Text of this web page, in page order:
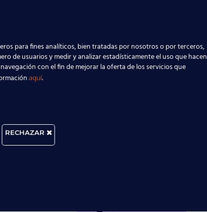
para
como
etc.
CENTRO PREPARADOR
Escuelas oficiales y acreditadas.
Nuestro objetivo es la obtención de su
para fines analíticos, bien tratadas por nosotros o por terceros,
de usuarios y medir y analizar estadísticamente el uso que hacen
con el fin de mejorar la oferta de los servicios que
aquí.
RECHAZAR